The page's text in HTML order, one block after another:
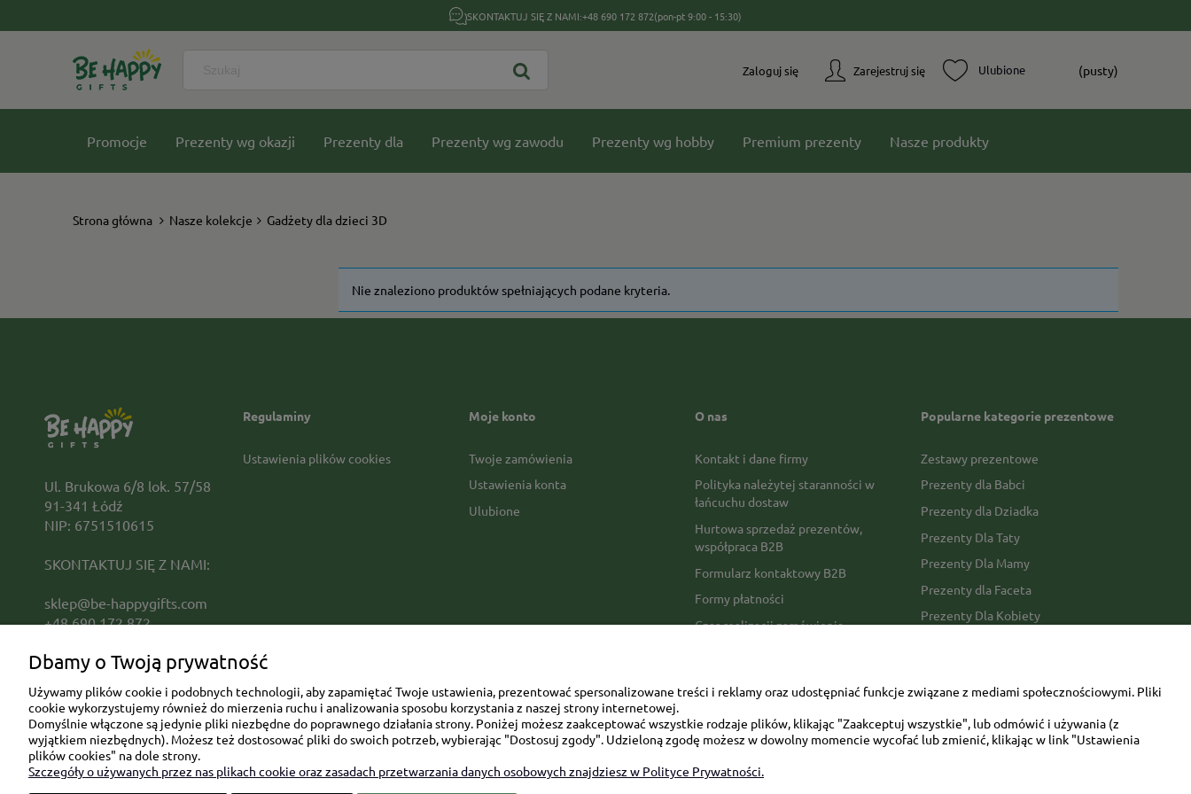
SKONTAKTUJ SIĘ Z NAMI:+48 690 172 872(pon-pt 9:00 - 15:30)
Zarejestruj się
Zaloguj się (pusty)
Promocje Prezenty wg okazji Prezenty dla Prezenty wg zawodu Prezenty wg hobby Premium prezenty Nasze produkty
Strona główna Nasze kolekcje Gadżety dla dzieci 3D
Nie znaleziono produktów spełniających podane kryteria.
Regulaminy
Ustawienia plików cookies
Moje konto
Twoje zamówienia
Ustawienia konta
Ulubione
O nas
Kontakt i dane firmy
Polityka należytej staranności w
łańcuchu dostaw
Hurtowa sprzedaż prezentów,
współpraca B2B
Formularz kontaktowy B2B
Formy płatności
Czas realizacji zamówienia
Mapa kategorii
Popularne kategorie prezentowe
Zestawy prezentowe
Prezenty dla Babci
Prezenty dla Dziadka
Prezenty Dla Taty
Prezenty Dla Mamy
Prezenty dla Faceta
Prezenty Dla Kobiety
Urodziny/imieniny
Ul. Brukowa 6/8 lok. 57/58
91-341 Łódź
NIP: 6751510615
SKONTAKTUJ SIĘ Z NAMI:
sklep@be-happygifts.com
+48 690 172 872
Dbamy o Twoją prywatność
Używamy plików cookie i podobnych technologii, aby zapamiętać Twoje ustawienia, prezentować spersonalizowane treści i reklamy oraz udostępniać funkcje związane z mediami społecznościowymi. Pliki
cookie wykorzystujemy również do mierzenia ruchu i analizowania sposobu korzystania z naszej strony internetowej.
Domyślnie włączone są jedynie pliki niezbędne do poprawnego działania strony. Poniżej możesz zaakceptować wszystkie rodzaje plików, klikając "Zaakceptuj wszystkie", lub odmówić i używania (z
wyjątkiem niezbędnych). Możesz też dostosować pliki do swoich potrzeb, wybierając "Dostosuj zgody". Udzieloną zgodę możesz w dowolny momencie wycofać lub zmienić, klikając w link "Ustawienia
plików cookies" na dole strony.
Szczegóły o używanych przez nas plikach cookie oraz zasadach przetwarzania danych osobowych znajdziesz w Polityce Prywatności.